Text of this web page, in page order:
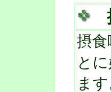
摂
と
ます